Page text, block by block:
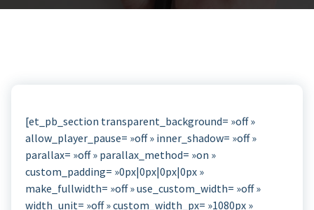
[et_pb_section transparent_background= »off »
allow_player_pause= »off » inner_shadow= »off »
parallax= »off » parallax_method= »on »
custom_padding= »0px|0px|0px|0px »
make_fullwidth= »off » use_custom_width= »off »
width_unit= »off » custom_width_px= »1080px »